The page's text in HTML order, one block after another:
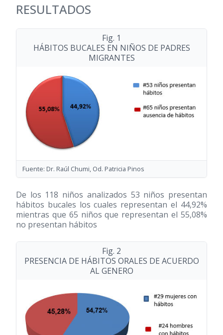
RESULTADOS
Fig. 1
HÁBITOS BUCALES EN NIÑOS DE PADRES
MIGRANTES
Fuente: Dr. Raúl Chumi, Od. Patricia Pinos
De los 118 niños analizados 53 niños presentan
hábitos bucales los cuales representan el 44,92%
mientras que 65 niños que representan el 55,08%
no presentan hábitos
Fig. 2
PRESENCIA DE HÁBITOS ORALES DE ACUERDO
AL GENERO